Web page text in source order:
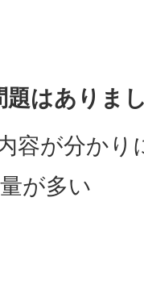
ありますか
題はありま
容が分かり
が多い